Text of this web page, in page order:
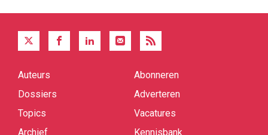
Quick
Auteurs
Dossiers
Topics
Archief
Abonneren
Adverteren
Vacatures
Kennisbank